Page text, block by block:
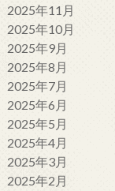
2025年11月
2025年10月
2025年9月
2025年8月
2025年7月
2025年6月
2025年5月
2025年4月
2025年3月
2025年2月